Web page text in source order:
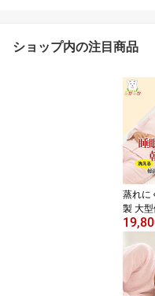
ショップ内の注目商品
蒸れに
製 大
ピロー
みに
げ睡眠
枕 通
ル中芯